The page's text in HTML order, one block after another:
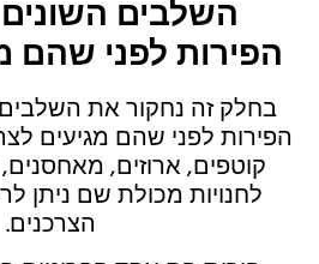
השלבים
הפירות לפני שהם
בחלק זה נחקור את השלבים
הפירות לפני שהם מגיעים
קוטפים, ארוזים, מאחסנים,
לחנויות מכולת שם ניתן
הצרכנים.